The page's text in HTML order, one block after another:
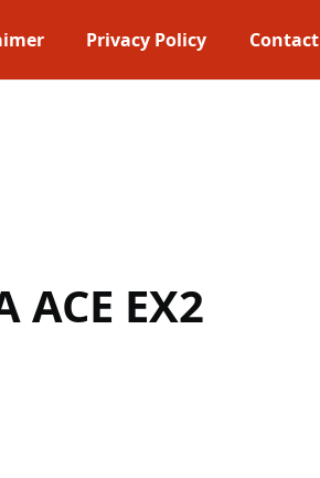
Privacy Policy Contact
ACE EX2